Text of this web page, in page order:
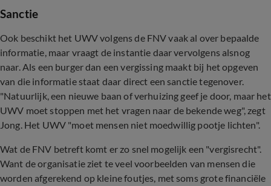
Sanctie
Ook beschikt het UWV volgens de FNV vaak al over bepaalde
informatie, maar vraagt de instantie daar vervolgens alsnog
naar. Als een burger dan een vergissing maakt bij het opgeven
van die informatie staat daar direct een sanctie tegenover.
"Natuurlijk, een nieuwe baan of verhuizing geef je door, maar het
UWV moet stoppen met het vragen naar de bekende weg", zegt
Jong. Het UWV "moet mensen niet moedwillig pootje lichten".
Wat de FNV betreft komt er zo snel mogelijk een "vergisrecht".
Want de organisatie ziet te veel voorbeelden van mensen die
worden afgerekend op kleine foutjes, met soms grote financiële